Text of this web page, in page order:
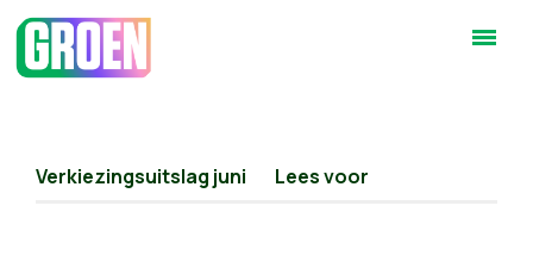
Verkiezingsuitslag juni Lees voor